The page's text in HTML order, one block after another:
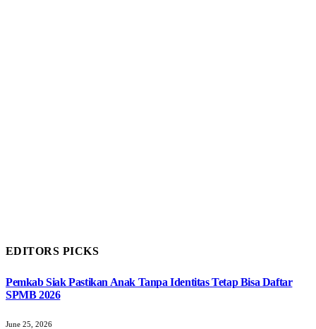
EDITORS PICKS
Pemkab Siak Pastikan Anak Tanpa Identitas Tetap Bisa Daftar
SPMB 2026
June 25, 2026